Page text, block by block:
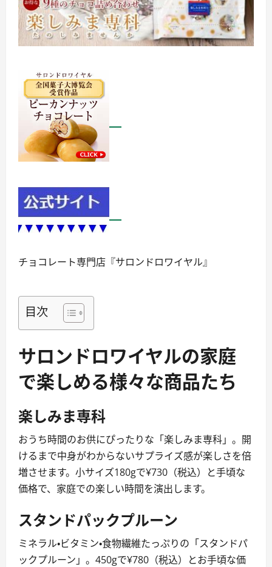
チョコレート専門店『サロンドロワイヤル』
目次
サロンドロワイヤルの家庭
で楽しめる様々な商品たち
楽しみま専科
おうち時間のお供にぴったりな「楽しみま専科」。開
けるまで中身がわからないサプライズ感が楽しさを倍
増させます。小サイズ180gで¥730（税込）と手頃な
価格で、家庭での楽しい時間を演出します。
スタンドパックプルーン
ミネラル・ビタミン・食物繊維たっぷりの「スタンドパ
ックプルーン」。450gで¥780（税込）とお手頃な価